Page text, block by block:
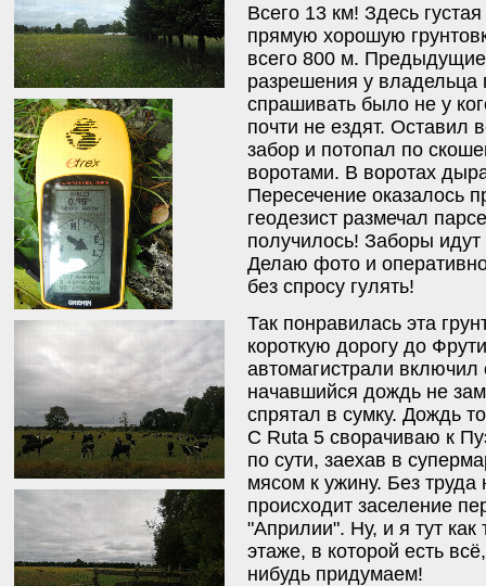
Всего 13 км! Здесь
прямую хорошую
всего 800 м.
разрешения у
спрашивать было не у
почти не ездят. Оставил
забор и потопал по
воротами. В воротах
Пересечение оказалось
геодезист размечал
получилось! Заборы
Делаю фото и
без спросу гулять!
Так понравилась эта
короткую дорогу до
автомагистрали
начавшийся дождь не
спрятал в сумку. Дождь
С Ruta 5 сворачиваю к
по сути, заехав в
мясом к ужину. Без
происходит заселение
"Априлии". Ну, и я тут как
этаже, в которой есть
нибудь придумаем!